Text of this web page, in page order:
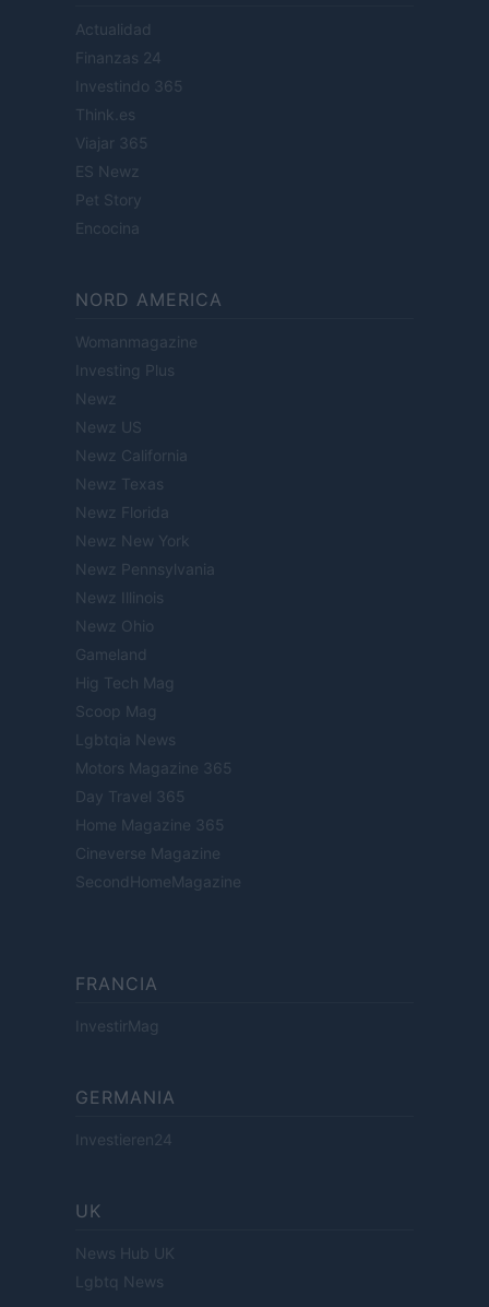
Actualidad
Finanzas 24
Investindo 365
Think.es
Viajar 365
ES Newz
Pet Story
Encocina
NORD AMERICA
Womanmagazine
Investing Plus
Newz
Newz US
Newz California
Newz Texas
Newz Florida
Newz New York
Newz Pennsylvania
Newz Illinois
Newz Ohio
Gameland
Hig Tech Mag
Scoop Mag
Lgbtqia News
Motors Magazine 365
Day Travel 365
Home Magazine 365
Cineverse Magazine
SecondHomeMagazine
FRANCIA
InvestirMag
GERMANIA
Investieren24
UK
News Hub UK
Lgbtq News